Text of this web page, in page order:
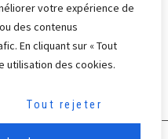
votre expérience de
des contenus
En cliquant sur « Tout
utilisation des cookies.
Tout rejeter
8002 31 31